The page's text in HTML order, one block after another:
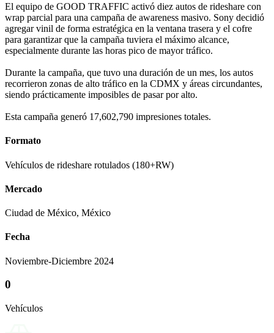
El equipo de GOOD TRAFFIC activó diez autos de rideshare con
wrap parcial para una campaña de awareness masivo. Sony decidió
agregar vinil de forma estratégica en la ventana trasera y el cofre
para garantizar que la campaña tuviera el máximo alcance,
especialmente durante las horas pico de mayor tráfico.
Durante la campaña, que tuvo una duración de un mes, los autos
recorrieron zonas de alto tráfico en la CDMX y áreas circundantes,
siendo prácticamente imposibles de pasar por alto.
Esta campaña generó 17,602,790 impresiones totales.
Formato
Vehículos de rideshare rotulados (180+RW)
Mercado
Ciudad de México, México
Fecha
Noviembre-Diciembre 2024
0
Vehículos